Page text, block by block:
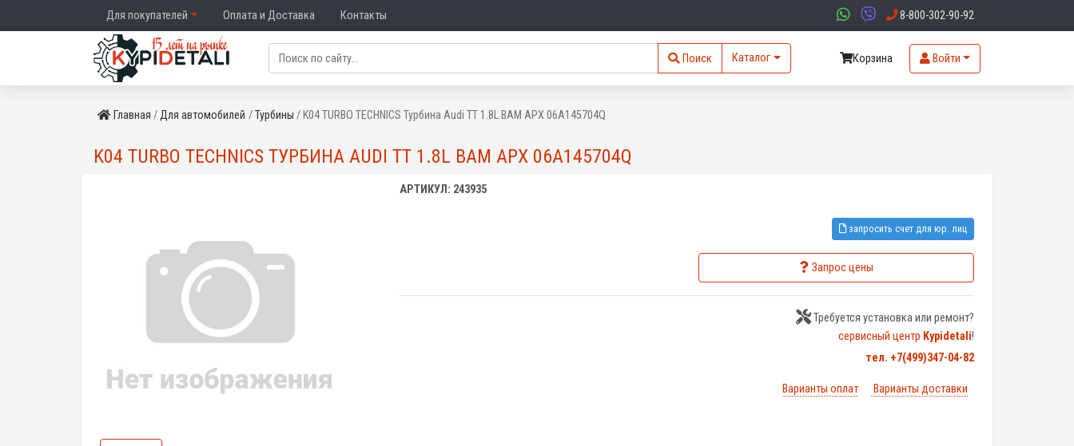
Для покупателей Оплата и Доставка Контакты 8-800-302-90-92
Поиск Каталог Корзина Войти
Главная Для автомобилей Турбины K04 TURBO TECHNICS Турбина Audi TT 1.8L BAM APX 06A145704Q
K04 TURBO TECHNICS ТУРБИНА AUDI TT 1.8L BAM APX 06A145704Q
АРТИКУЛ: 243935
запросить счет для юр. лиц
Запрос цены
Требуется установка или ремонт?
сервисный центр Kypidetali!
тел. +7(499)347-04-82
Варианты оплат Варианты доставки